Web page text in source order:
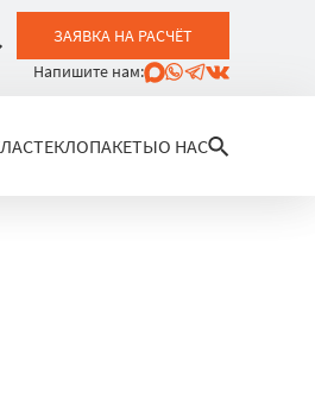
ЗАЯВКА НА РАСЧЁТ
Напишите нам:
СТЕКЛОПАКЕТЫО НАС